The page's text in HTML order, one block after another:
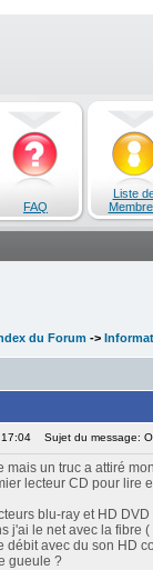
FAQ
Liste
du Forum ->
Sujet du message:
mais un truc a attiré
lecteur CD pour lire
blu-ray et HD
j'ai le net avec la fibre
débit avec du son HD
gueule ?